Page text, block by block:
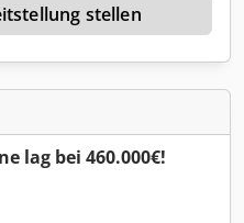
stellen
lag bei 460.000€!